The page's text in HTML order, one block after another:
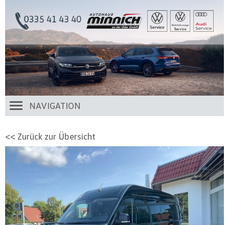
NAVIGATION
<< Zurück zur Übersicht